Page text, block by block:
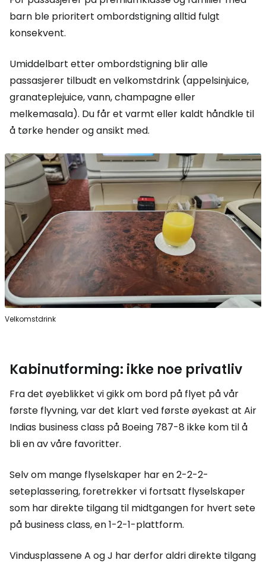
barn ble prioritert ombordstigning alltid fulgt
konsekvent.
Umiddelbart etter ombordstigning blir alle
passasjerer tilbudt en velkomstdrink (appelsinjuice,
granateplejuice, vann, champagne eller
melkemasala). Du får et varmt eller kaldt håndkle til
å tørke hender og ansikt med.
Velkomstdrink
Kabinutforming: ikke noe privatliv
Fra det øyeblikket vi gikk om bord på flyet på vår
første flyvning, var det klart ved første øyekast at Air
Indias business class på Boeing 787-8 ikke kom til å
bli en av våre favoritter.
Selv om mange flyselskaper har en 2-2-2-
seteplassering, foretrekker vi fortsatt flyselskaper
som har direkte tilgang til midtgangen for hvert sete
på business class, en 1-2-1-plattform.
Vindusplassene A og J har derfor aldri direkte tilgang